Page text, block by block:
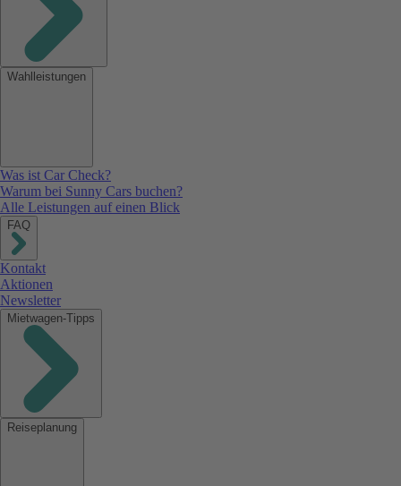
Wahlleistungen
Was ist Car Check?
Warum bei Sunny Cars buchen?
Alle Leistungen auf einen Blick
FAQ
Kontakt
Aktionen
Newsletter
Mietwagen-Tipps
Reiseplanung